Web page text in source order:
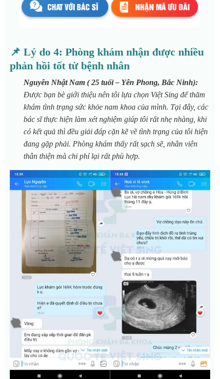
📌 Lý do 4: Phòng khám nhận được nhiều
phản hồi tốt từ bệnh nhân
Nguyễn Nhật Nam ( 25 tuổi – Yên Phong, Bắc Ninh):
Được bạn bè giới thiệu nên tôi lựa chọn Việt Sing để thăm
khám tình trạng sức khỏe nam khoa của mình. Tại đây, các
bác sĩ thực hiện làm xét nghiệm giúp tôi rất nhẹ nhàng, khi
có kết quả thì đều giải đáp cặn kẽ về tình trạng của tôi hiện
đang gặp phải. Phòng khám thấy rất sạch sẽ, nhân viên
thân thiện mà chi phí lại rất phù hợp.